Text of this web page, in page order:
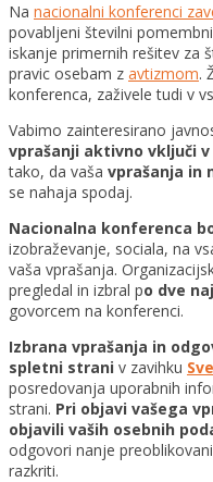
Na nacionalni konferenci
povabljeni številni
iskanje primernih rešitev za
pravic osebam z avtizmom.
konferenca, zaživele tudi v
Vabimo zainteresirano
vprašanji aktivno vključi
tako, da vaša vprašanja in
se nahaja spodaj.
Nacionalna konferenca
izobraževanje, sociala, na
vaša vprašanja.
pregledal in izbral po dve
govorcem na konferenci.
Izbrana vprašanja in
spletni strani v zavihku
posredovanja uporabnih
strani. Pri objavi vašega
objavili vaših osebnih
odgovori nanje
razkriti.